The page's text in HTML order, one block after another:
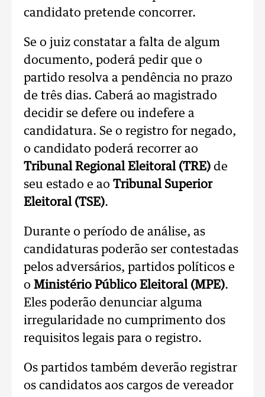
candidato pretende concorrer.
Se o juiz constatar a falta de algum
documento, poderá pedir que o
partido resolva a pendência no prazo
de três dias. Caberá ao magistrado
decidir se defere ou indefere a
candidatura. Se o registro for negado,
o candidato poderá recorrer ao
Tribunal Regional Eleitoral (TRE) de
seu estado e ao Tribunal Superior
Eleitoral (TSE).
Durante o período de análise, as
candidaturas poderão ser contestadas
pelos adversários, partidos políticos e
o Ministério Público Eleitoral (MPE).
Eles poderão denunciar alguma
irregularidade no cumprimento dos
requisitos legais para o registro.
Os partidos também deverão registrar
os candidatos aos cargos de vereador